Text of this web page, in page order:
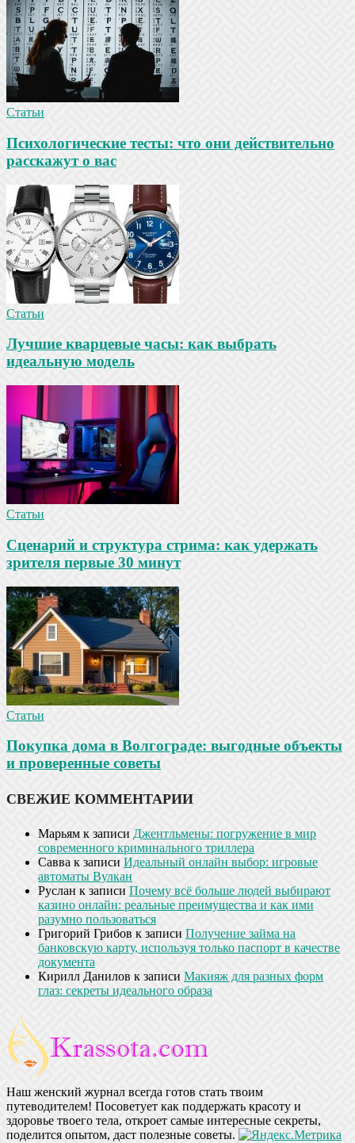
Статьи
Психологические тесты: что они действительно
расскажут о вас
Статьи
Лучшие кварцевые часы: как выбрать
идеальную модель
Статьи
Сценарий и структура стрима: как удержать
зрителя первые 30 минут
Статьи
Покупка дома в Волгограде: выгодные объекты
и проверенные советы
СВЕЖИЕ КОММЕНТАРИИ
Марьям к записи Джентльмены: погружение в мир
современного криминального триллера
Савва к записи Идеальный онлайн выбор: игровые
автоматы Вулкан
Руслан к записи Почему всё больше людей выбирают
казино онлайн: реальные преимущества и как ими
разумно пользоваться
Григорий Грибов к записи Получение займа на
банковскую карту, используя только паспорт в качестве
документа
Кирилл Данилов к записи Макияж для разных форм
глаз: секреты идеального образа
Наш женский журнал всегда готов стать твоим
путеводителем! Посоветует как поддержать красоту и
здоровье твоего тела, откроет самые интересные секреты,
поделится опытом, даст полезные советы.